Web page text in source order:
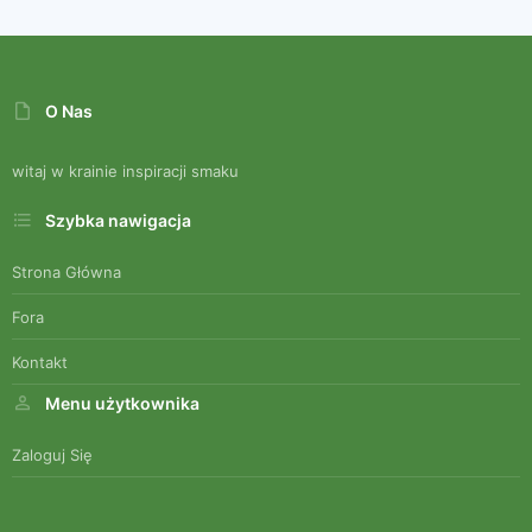
O Nas
witaj w krainie inspiracji smaku
Szybka nawigacja
Strona Główna
Fora
Kontakt
Menu użytkownika
Zaloguj Się